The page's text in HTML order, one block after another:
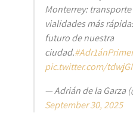
Monterrey:
vialidades más
futuro de nuestra
ciudad.
pic.twitter.com/
— Adrián de la Garza
September 30, 2025